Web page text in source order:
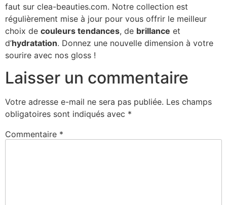
faut sur clea-beauties.com. Notre collection est
régulièrement mise à jour pour vous offrir le meilleur
choix de couleurs tendances, de brillance et
d’hydratation. Donnez une nouvelle dimension à votre
sourire avec nos gloss !
Laisser un commentaire
Votre adresse e-mail ne sera pas publiée. Les champs
obligatoires sont indiqués avec *
Commentaire *